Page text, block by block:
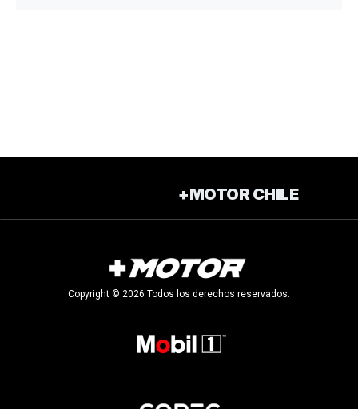
+MOTOR CHILE
Copyright © 2026 Todos los derechos reservados.